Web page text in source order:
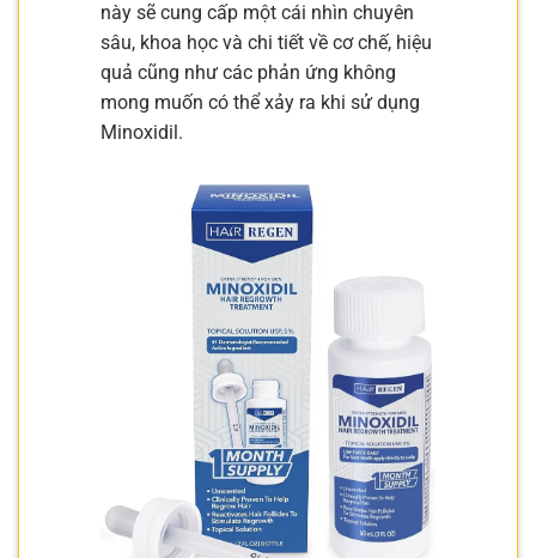
này sẽ cung cấp một cái nhìn chuyên
sâu, khoa học và chi tiết về cơ chế, hiệu
quả cũng như các phản ứng không
mong muốn có thể xảy ra khi sử dụng
Minoxidil.